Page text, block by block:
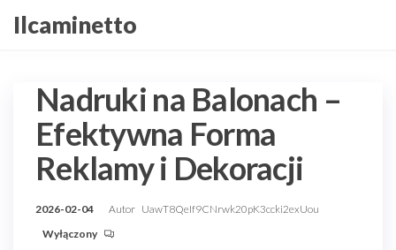
Przejdź
doIlcaminetto
Nadruki na Balonach –
Efektywna Forma
Reklamy i Dekoracji
2026-02-04 Autor UawT8QeIf9CNrwk20pK3ccki2exUou
Wyłączony